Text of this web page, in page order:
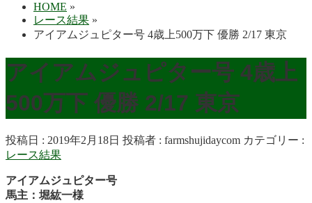
HOME »
レース結果 »
アイアムジュピター号 4歳上500万下 優勝 2/17 東京
アイアムジュピター号 4歳上
500万下 優勝 2/17 東京
投稿日 : 2019年2月18日 投稿者 : farmshujidaycom カテゴリー :
レース結果
アイアムジュピター号
馬主：堀紘一様